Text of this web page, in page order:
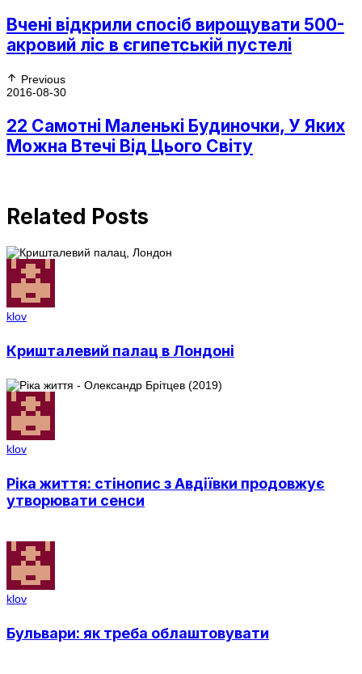
Вчені відкрили спосіб вирощувати 500-
акровий ліс в єгипетській пустелі
Previous
2016-08-30
22 Самотні Маленькі Будиночки, У Яких
Можна Втечі Від Цього Світу
Related Posts
klov
Кришталевий палац в Лондоні
klov
Ріка життя: стінопис з Авдіївки продовжує
утворювати сенси
klov
Бульвари: як треба облаштовувати